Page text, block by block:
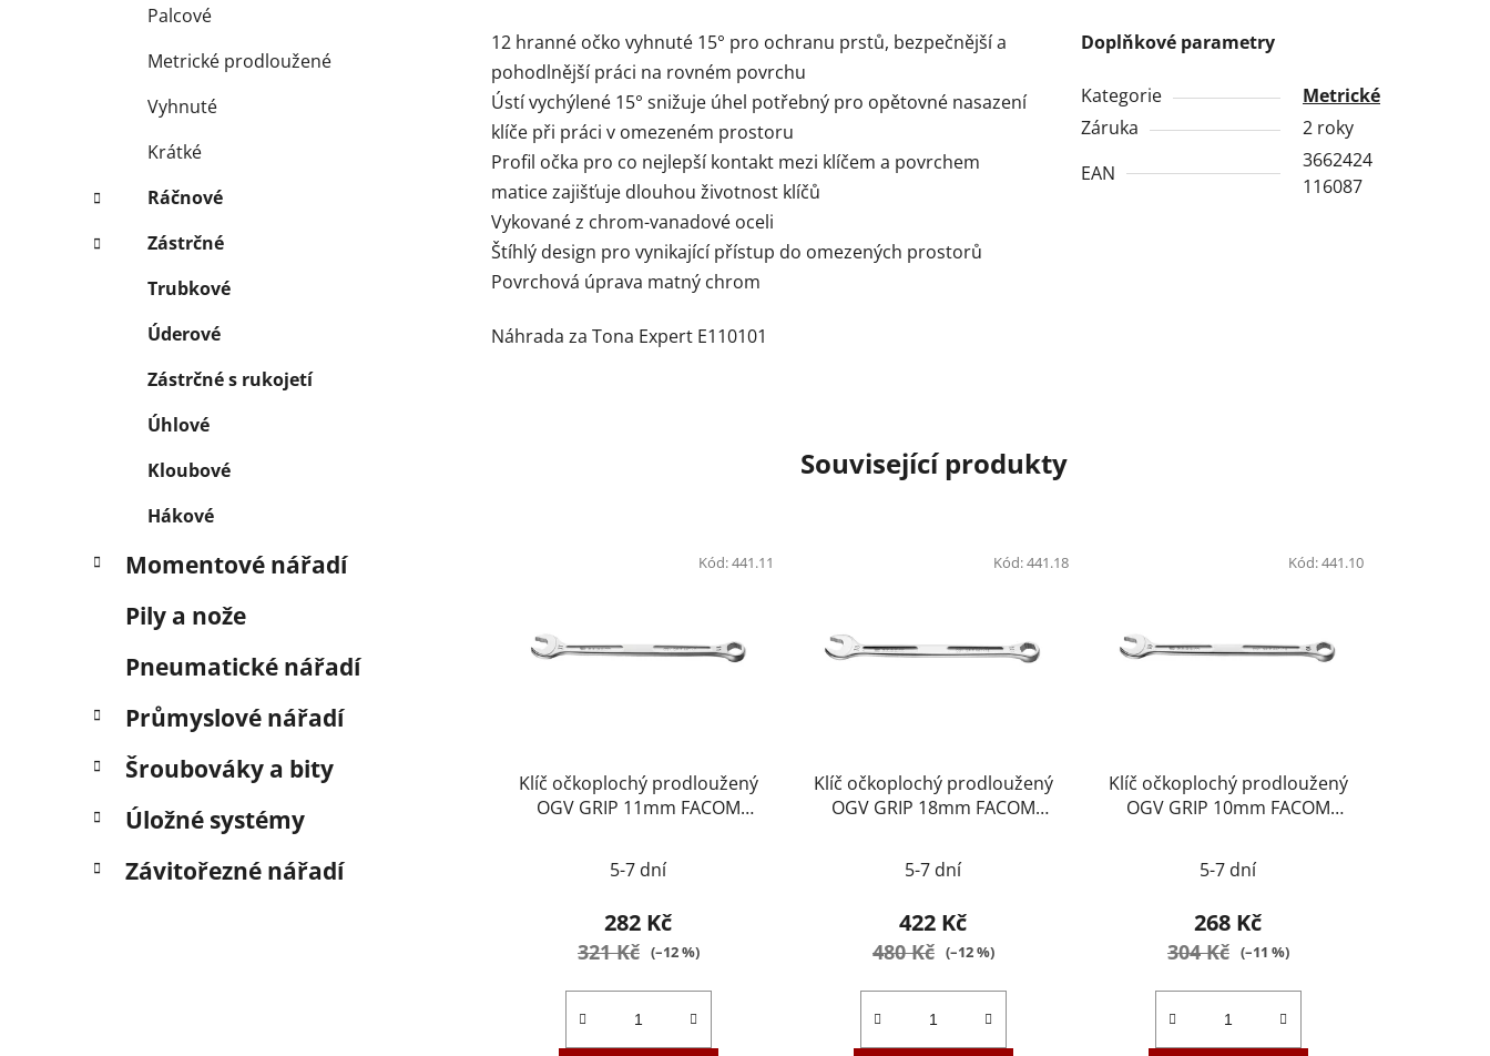
Palcové
Metrické prodloužené
Vyhnuté
Krátké
Ráčnové
Zástrčné
Trubkové
Úderové
Zástrčné s rukojetí
Úhlové
Kloubové
Hákové
Momentové nářadí
Pily a nože
Pneumatické nářadí
Průmyslové nářadí
Šroubováky a bity
Úložné systémy
Závitořezné nářadí
12 hranné očko vyhnuté 15° pro ochranu prstů, bezpečnější a
pohodlnější práci na rovném povrchu
Ústí vychýlené 15° snižuje úhel potřebný pro opětovné nasazení
klíče při práci v omezeném prostoru
Profil očka pro co nejlepší kontakt mezi klíčem a povrchem
matice zajišťuje dlouhou životnost klíčů
Vykované z chrom-vanadové oceli
Štíhlý design pro vynikající přístup do omezených prostorů
Povrchová úprava matný chrom
Náhrada za Tona Expert E110101
Doplňkové parametry
Kategorie
Metrické
Záruka
2 roky
EAN
3662424
116087
Související produkty
Klíč očkoplochý prodloužený
OGV GRIP 11mm FACOM
5-7 dní
282 Kč
321 Kč (–12 %)
Kód:441.11
Klíč očkoplochý prodloužený
OGV GRIP 18mm FACOM
5-7 dní
422 Kč
480 Kč (–12 %)
Kód:441.18
Klíč očkoplochý prodloužený
OGV GRIP 10mm FACOM
5-7 dní
268 Kč
304 Kč (–11 %)
Kód:441.10